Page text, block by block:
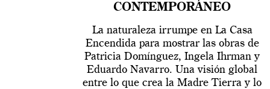
CONTEMPORÁNEO
La naturaleza irrumpe en La Casa
Encendida para mostrar las obras de
Patricia Domínguez, Ingela Ihrman y
Eduardo Navarro. Una visión global
entre lo que crea la Madre Tierra y lo